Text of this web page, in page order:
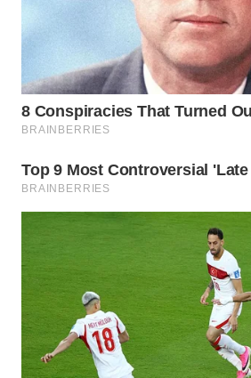
Media
Group
WAHANA
WAHANA
TANI
WAHANA
ADVOKAT
WAHANA
INFRASTRUKTUR